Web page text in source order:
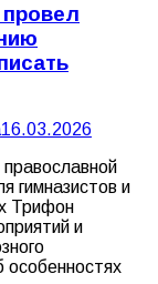
16.03.2026
гимназистов и
Трифон
и
особенностях